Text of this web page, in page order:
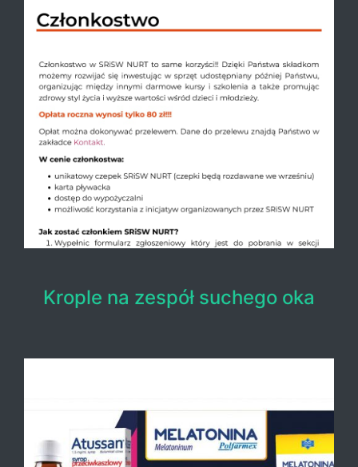
Krople na zespół suchego oka